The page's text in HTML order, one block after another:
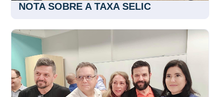
NOTA SOBRE A TAXA SELIC